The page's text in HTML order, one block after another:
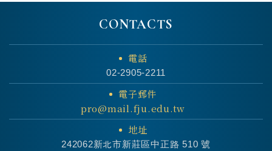
CONTACTS
電話
02-2905-2211
電子郵件
pro@mail.fju.edu.tw
地址
242062新北市新莊區中正路 510 號